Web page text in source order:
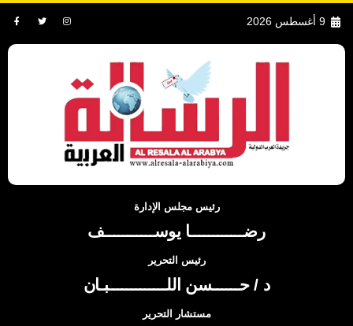
9 أغسطس 2026
رئيس مجلس الإدارة
رضــــــــــــا يوســـــــــــف
رئيس التحرير
د / حــــــسن اللـــــــــــــبـان
مستشار التحرير